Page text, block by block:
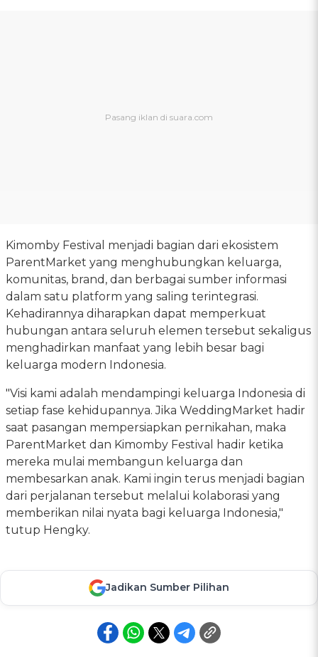
Kimomby Festival menjadi bagian dari ekosistem
ParentMarket yang menghubungkan keluarga,
komunitas, brand, dan berbagai sumber informasi
dalam satu platform yang saling terintegrasi.
Kehadirannya diharapkan dapat memperkuat
hubungan antara seluruh elemen tersebut sekaligus
menghadirkan manfaat yang lebih besar bagi
keluarga modern Indonesia.
"Visi kami adalah mendampingi keluarga Indonesia di
setiap fase kehidupannya. Jika WeddingMarket hadir
saat pasangan mempersiapkan pernikahan, maka
ParentMarket dan Kimomby Festival hadir ketika
mereka mulai membangun keluarga dan
membesarkan anak. Kami ingin terus menjadi bagian
dari perjalanan tersebut melalui kolaborasi yang
memberikan nilai nyata bagi keluarga Indonesia,"
tutup Hengky.
Jadikan Sumber Pilihan